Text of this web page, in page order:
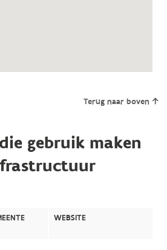
Terug naar boven
gebruik maken
WEBSITE